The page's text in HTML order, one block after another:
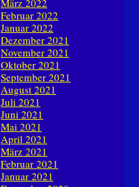
März 2022
Februar 2022
Januar 2022
Dezember 2021
November 2021
Oktober 2021
September 2021
August 2021
Juli 2021
Juni 2021
Mai 2021
April 2021
März 2021
Februar 2021
Januar 2021